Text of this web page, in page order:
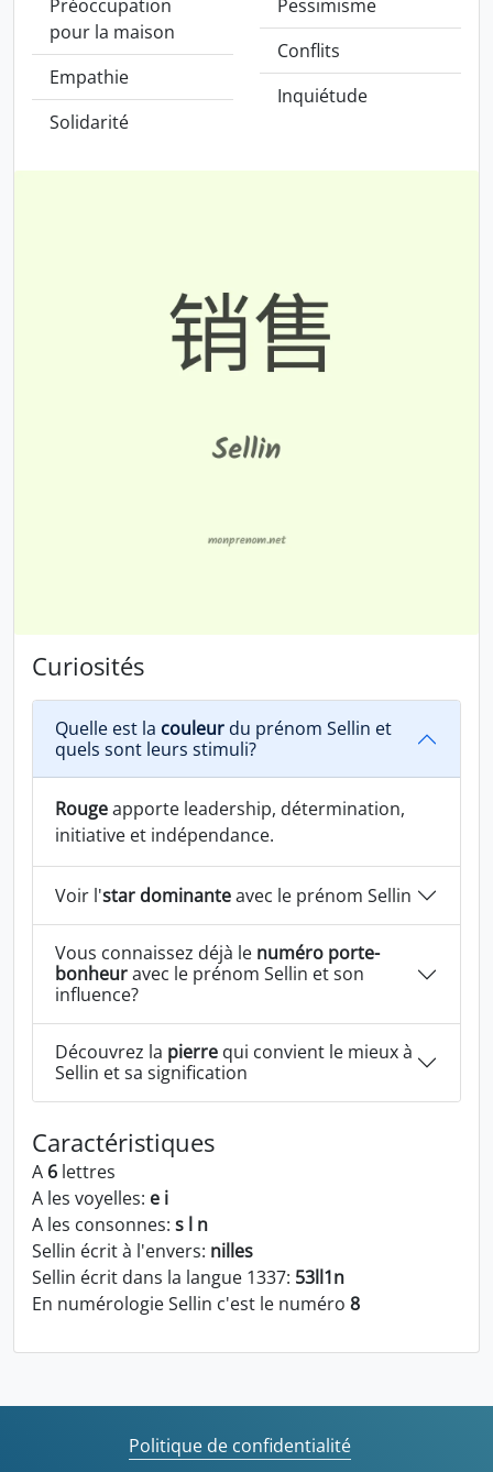
Préoccupation
pour la maison
Empathie
Solidarité
Pessimisme
Conflits
Inquiétude
Curiosités
Quelle est la couleur du prénom Sellin et
quels sont leurs stimuli?
Rougeapporte leadership, détermination,
initiative et indépendance.
Voir l'star dominanteavec le prénom Sellin
Vous connaissez déjà le numéro porte-
bonheuravec le prénom Sellin et son
influence?
Découvrez la pierre qui convient le mieux à
Sellin et sa signification
Caractéristiques
A 6 lettres
A les voyelles: e i
A les consonnes: s l n
Sellin écrit à l'envers: nilles
Sellin écrit dans la langue 1337: 53ll1n
En numérologie Sellin c'est le numéro 8
Politique de confidentialité